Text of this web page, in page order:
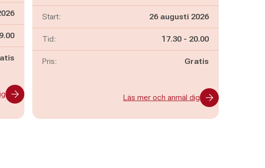
Start: 26 augusti 2026
Tid: Pågår mellan
17.30 - och
20.00
Pris: Gratis
Läs mer och anmäl dig